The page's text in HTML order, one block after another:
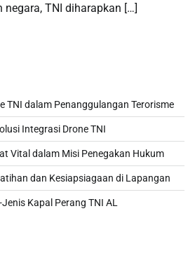
TNI diharapkan […]
TNI dalam Penanggulangan Terorisme
Integrasi Drone TNI
Vital dalam Misi Penegakan Hukum
dan Kesiapsiagaan di Lapangan
Kapal Perang TNI AL